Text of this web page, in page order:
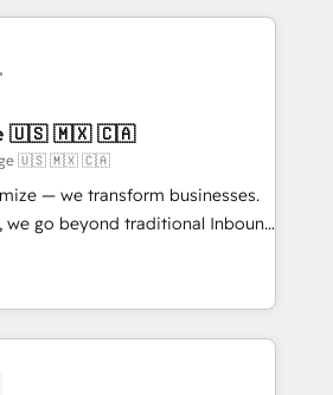
journey that sets your
term success. Unlock your
when?
sont à la fois capables de
stratégie digitale et le pilotage
: 🧽 Nettoyage,
des bases de données. 🚀
interfaces avec vos logiciels
utilisateurs 🎓
🇺🇸 🇲🇽 🇨🇦
🇺🇸 🇲🇽 🇨🇦
— we transform businesses.
we go beyond traditional Inbound
methodologies:
Together, they form a powerful
driven success for over 800
we